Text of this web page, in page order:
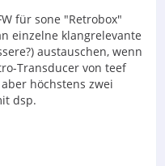
für sone "Retrobox"
einzelne klangrelevante
austauschen, wenn
Transducer von teef
höchstens zwei
dsp.